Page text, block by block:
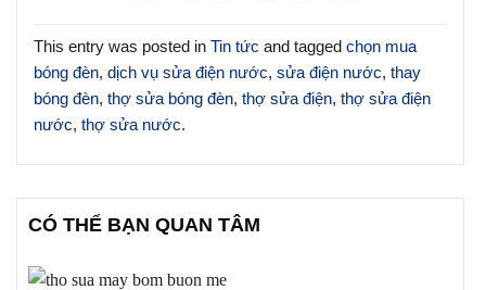
This entry was posted in Tin tức and tagged chọn mua
bóng đèn, dịch vụ sửa điện nước, sửa điện nước, thay
bóng đèn, thợ sửa bóng đèn, thợ sửa điện, thợ sửa điện
nước, thợ sửa nước.
CÓ THỂ BẠN QUAN TÂM